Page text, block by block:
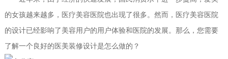
的女孩越来越多，医疗美容医院也出现了很多。然而，医疗美容医院
的设计已经影响了美容用户的用户体验和医院的发展。那么，您需要
了解一个良好的医美装修设计是怎么做的？